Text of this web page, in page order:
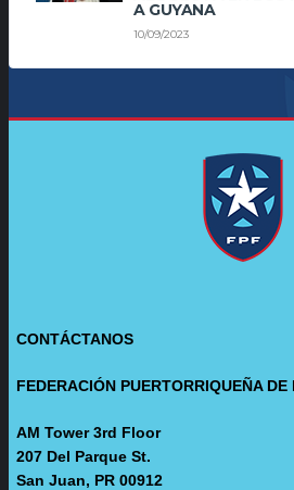
A GUYANA
10/09/2023
CONTÁCTANOS
FEDERACIÓN PUERTORRIQUEÑA DE
AM Tower 3rd Floor
207 Del Parque St.
San Juan, PR 00912